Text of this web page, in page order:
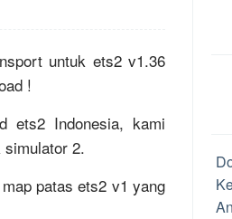
untuk ets2 v1.36
!
ets2 Indonesia, kami
2.
patas ets2 v1 yang